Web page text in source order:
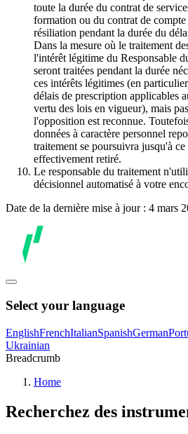
toute la durée du contrat de
formation ou du contrat de compte
résiliation pendant la durée du
Dans la mesure où le traitement
l'intérêt légitime du Responsable
seront traitées pendant la durée
ces intérêts légitimes (en
délais de prescription applicables
vertu des lois en vigueur), mais
l'opposition est reconnue.
données à caractère personnel
traitement se poursuivra jusqu'à
effectivement retiré.
Le responsable du traitement
décisionnel automatisé à votre
Date de la dernière mise à jour : 4 mars
Select your language
EnglishFrenchItalianSpanishGerman
Ukrainian
Breadcrumb
Home
Recherchez des